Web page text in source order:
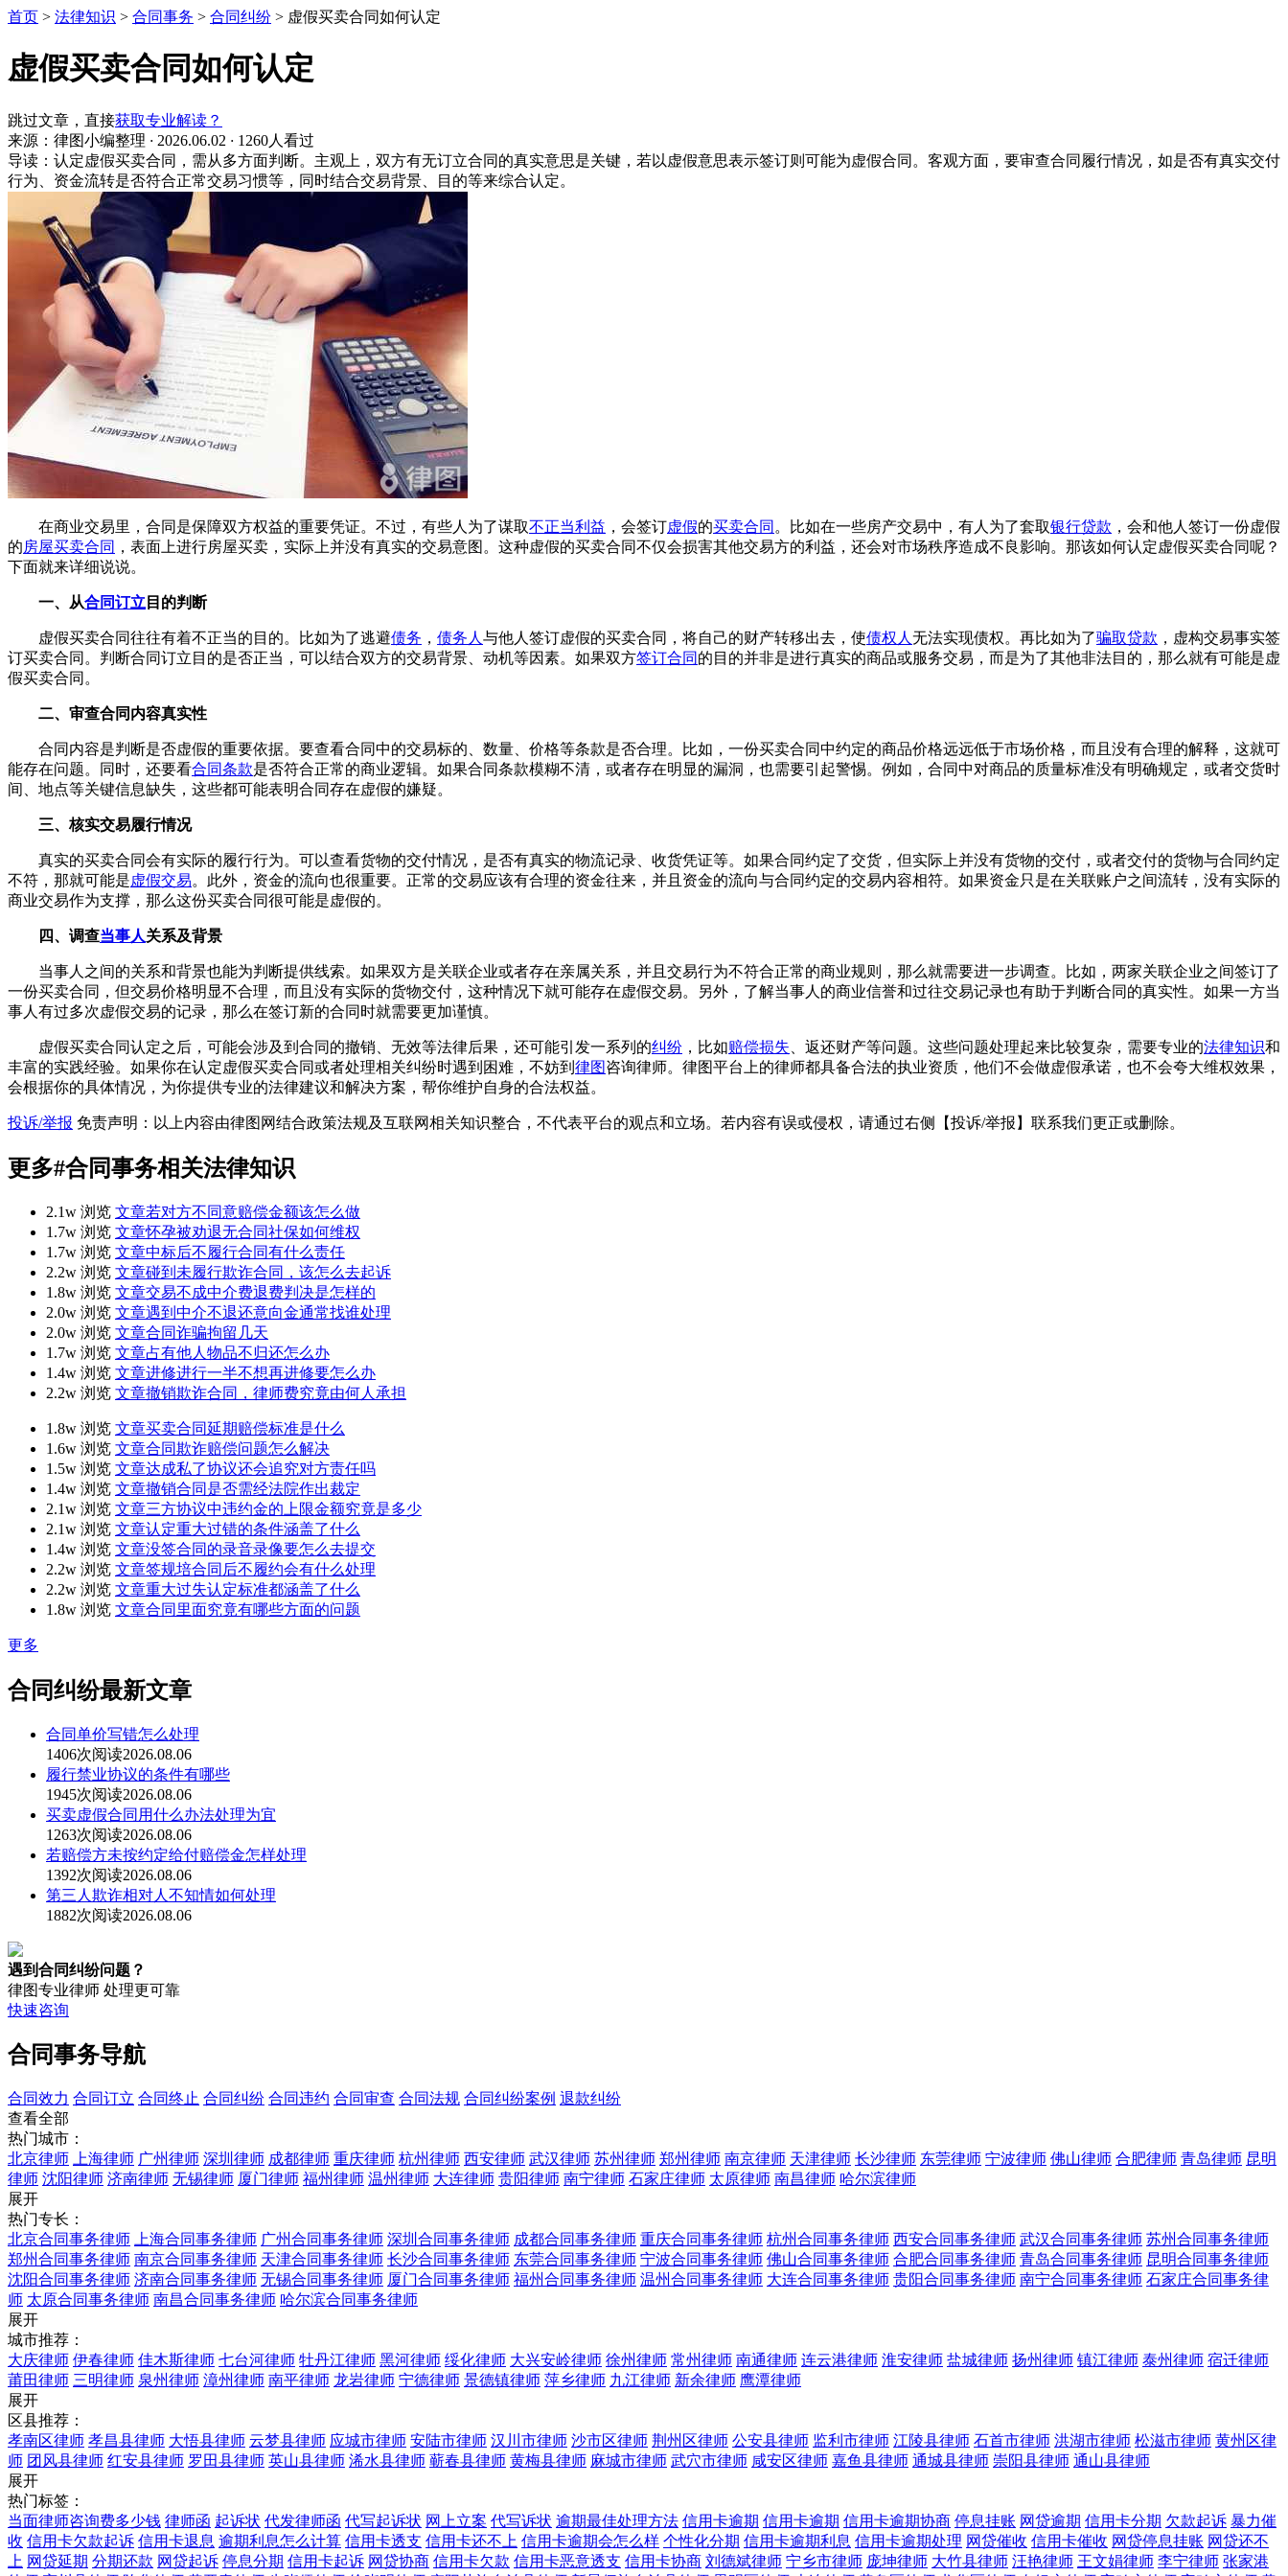
首页 > 法律知识 > 合同事务 > 合同纠纷 > 虚假买卖合同如何认定
虚假买卖合同如何认定
跳过文章，直接获取专业解读？
来源：律图小编整理 · 2026.06.02 · 1260人看过
导读：认定虚假买卖合同，需从多方面判断。主观上，双方有无订立合同的真实意思是关键，若以虚假意思表示签订则可能为虚假合同。客观方面，要审查合同履行情况，如是否有真实交付
行为、资金流转是否符合正常交易习惯等，同时结合交易背景、目的等来综合认定。
在商业交易里，合同是保障双方权益的重要凭证。不过，有些人为了谋取不正当利益 ，会签订虚假的买卖合同 。比如在一些房产交易中，有人为了套取银行贷款 ，会和他人签订一份虚假
的房屋买卖合同 ，表面上进行房屋买卖，实际上并没有真实的交易意图。这种虚假的买卖合同不仅会损害其他交易方的利益，还会对市场秩序造成不良影响。那该如何认定虚假买卖合同呢？
下面就来详细说说。
一、从合同订立 目的判断
虚假买卖合同往往有着不正当的目的。比如为了逃避债务 ， 债务人 与他人签订虚假的买卖合同，将自己的财产转移出去，使债权人 无法实现债权。再比如为了骗取贷款 ，虚构交易事实签
订买卖合同。判断合同订立目的是否正当，可以结合双方的交易背景、动机等因素。如果双方签订合同 的目的并非是进行真实的商品或服务交易，而是为了其他非法目的，那么就有可能是虚
假买卖合同。
二、审查合同内容真实性
合同内容是判断是否虚假的重要依据。要查看合同中的交易标的、数量、价格等条款是否合理。比如，一份买卖合同中约定的商品价格远远低于市场价格，而且没有合理的解释，这就可
能存在问题。同时，还要看合同条款是否符合正常的商业逻辑。如果合同条款模糊不清，或者存在明显的漏洞，也需要引起警惕。例如，合同中对商品的质量标准没有明确规定，或者交货时
间、地点等关键信息缺失，这些都可能表明合同存在虚假的嫌疑。
三、核实交易履行情况
真实的买卖合同会有实际的履行行为。可以查看货物的交付情况，是否有真实的物流记录、收货凭证等。如果合同约定了交货，但实际上并没有货物的交付，或者交付的货物与合同约定
不符，那就可能是虚假交易。此外，资金的流向也很重要。正常的交易应该有合理的资金往来，并且资金的流向与合同约定的交易内容相符。如果资金只是在关联账户之间流转，没有实际的
商业交易作为支撑，那么这份买卖合同很可能是虚假的。
四、调查当事人关系及背景
当事人之间的关系和背景也能为判断提供线索。如果双方是关联企业或者存在亲属关系，并且交易行为不符合正常的商业规则，那么就需要进一步调查。比如，两家关联企业之间签订了
一份买卖合同，但交易价格明显不合理，而且没有实际的货物交付，这种情况下就可能存在虚假交易。另外，了解当事人的商业信誉和过往交易记录也有助于判断合同的真实性。如果一方当
事人有过多次虚假交易的记录，那么在签订新的合同时就需要更加谨慎。
虚假买卖合同认定之后，可能会涉及到合同的撤销、无效等法律后果，还可能引发一系列的纠纷 ，比如赔偿损失 、返还财产等问题。这些问题处理起来比较复杂，需要专业的法律知识和
丰富的实践经验。如果你在认定虚假买卖合同或者处理相关纠纷时遇到困难，不妨到 律图咨询律师。律图平台上的律师都具备合法的执业资质，他们不会做虚假承诺，也不会夸大维权效果，
会根据你的具体情况，为你提供专业的法律建议和解决方案，帮你维护自身的合法权益。
投诉/举报 免责声明：以上内容由律图网结合政策法规及互联网相关知识整合，不代表平台的观点和立场。若内容有误或侵权，请通过右侧【投诉/举报】联系我们更正或删除。
更多#合同事务相关法律知识
2.1w 浏览 文章若对方不同意赔偿金额该怎么做
1.7w 浏览 文章怀孕被劝退无合同社保如何维权
1.7w 浏览 文章中标后不履行合同有什么责任
2.2w 浏览 文章碰到未履行欺诈合同，该怎么去起诉
1.8w 浏览 文章交易不成中介费退费判决是怎样的
2.0w 浏览 文章遇到中介不退还意向金通常找谁处理
2.0w 浏览 文章合同诈骗拘留几天
1.7w 浏览 文章占有他人物品不归还怎么办
1.4w 浏览 文章进修进行一半不想再进修要怎么办
2.2w 浏览 文章撤销欺诈合同，律师费究竟由何人承担
1.8w 浏览 文章买卖合同延期赔偿标准是什么
1.6w 浏览 文章合同欺诈赔偿问题怎么解决
1.5w 浏览 文章达成私了协议还会追究对方责任吗
1.4w 浏览 文章撤销合同是否需经法院作出裁定
2.1w 浏览 文章三方协议中违约金的上限金额究竟是多少
2.1w 浏览 文章认定重大过错的条件涵盖了什么
1.4w 浏览 文章没签合同的录音录像要怎么去提交
2.2w 浏览 文章签规培合同后不履约会有什么处理
2.2w 浏览 文章重大过失认定标准都涵盖了什么
1.8w 浏览 文章合同里面究竟有哪些方面的问题
更多
合同纠纷最新文章
合同单价写错怎么处理
1406次阅读2026.08.06
履行禁业协议的条件有哪些
1945次阅读2026.08.06
买卖虚假合同用什么办法处理为宜
1263次阅读2026.08.06
若赔偿方未按约定给付赔偿金怎样处理
1392次阅读2026.08.06
第三人欺诈相对人不知情如何处理
1882次阅读2026.08.06
遇到合同纠纷问题？
律图专业律师 处理更可靠
快速咨询
合同事务导航
合同效力 合同订立 合同终止 合同纠纷 合同违约 合同审查 合同法规 合同纠纷案例 退款纠纷
查看全部
热门城市：
北京律师
上海律师 广州律师 深圳律师 成都律师 重庆律师 杭州律师 西安律师 武汉律师 苏州律师 郑州律师 南京律师 天津律师 长沙律师 东莞律师 宁波律师 佛山律师 合肥律师 青岛律师 昆明
律师 沈阳律师 济南律师 无锡律师 厦门律师 福州律师 温州律师 大连律师 贵阳律师 南宁律师 石家庄律师 太原律师 南昌律师 哈尔滨律师
展开
热门专长：
北京合同事务律师
上海合同事务律师 广州合同事务律师 深圳合同事务律师 成都合同事务律师 重庆合同事务律师 杭州合同事务律师 西安合同事务律师 武汉合同事务律师 苏州合同事务律师
郑州合同事务律师 南京合同事务律师 天津合同事务律师 长沙合同事务律师 东莞合同事务律师 宁波合同事务律师 佛山合同事务律师 合肥合同事务律师 青岛合同事务律师 昆明合同事务律师
沈阳合同事务律师 济南合同事务律师 无锡合同事务律师 厦门合同事务律师 福州合同事务律师 温州合同事务律师 大连合同事务律师 贵阳合同事务律师 南宁合同事务律师 石家庄合同事务律
师 太原合同事务律师 南昌合同事务律师 哈尔滨合同事务律师
展开
城市推荐：
大庆律师 伊春律师 佳木斯律师 七台河律师 牡丹江律师 黑河律师 绥化律师 大兴安岭律师 徐州律师 常州律师 南通律师 连云港律师 淮安律师 盐城律师 扬州律师 镇江律师 泰州律师 宿迁律师
莆田律师 三明律师 泉州律师 漳州律师 南平律师 龙岩律师 宁德律师 景德镇律师 萍乡律师 九江律师 新余律师 鹰潭律师
展开
区县推荐：
孝南区律师 孝昌县律师 大悟县律师 云梦县律师 应城市律师 安陆市律师 汉川市律师 沙市区律师 荆州区律师 公安县律师 监利市律师 江陵县律师 石首市律师 洪湖市律师 松滋市律师 黄州区律
师 团风县律师 红安县律师 罗田县律师 英山县律师 浠水县律师 蕲春县律师 黄梅县律师 麻城市律师 武穴市律师 咸安区律师 嘉鱼县律师 通城县律师 崇阳县律师 通山县律师
展开
热门标签：
当面律师咨询费多少钱 律师函 起诉状 代发律师函 代写起诉状 网上立案 代写诉状 逾期最佳处理方法 信用卡逾期 信用卡逾期 信用卡逾期协商 停息挂账 网贷逾期 信用卡分期 欠款起诉 暴力催
收 信用卡欠款起诉 信用卡退息 逾期利息怎么计算 信用卡透支 信用卡还不上 信用卡逾期会怎么样 个性化分期 信用卡逾期利息 信用卡逾期处理 网贷催收 信用卡催收 网贷停息挂账 网贷还不
上 网贷延期 分期还款 网贷起诉 停息分期 信用卡起诉 网贷协商 信用卡欠款 信用卡恶意透支 信用卡协商 刘德斌律师 宁乡市律师 庞坤律师 大竹县律师 汪艳律师 王文娟律师 李宁律师 张家港